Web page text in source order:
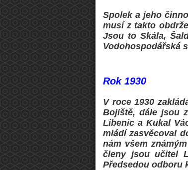
Spolek a jeho
musí z takto
Jsou to Skála,
Vodohospodářská
Rok 1930
V roce 1930
Bojiště, dále jsou
Libenic a Kukal
mládí zasvěcoval
nám všem
členy jsou učitel
Předsedou odboru